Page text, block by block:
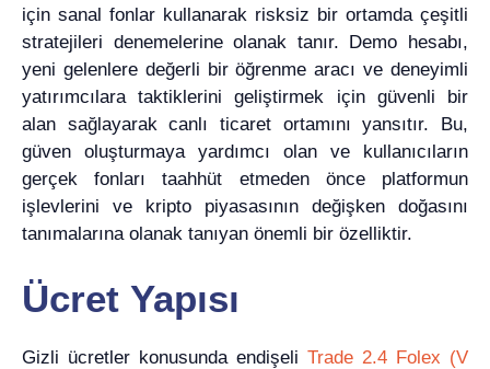
için sanal fonlar kullanarak risksiz bir ortamda çeşitli
stratejileri denemelerine olanak tanır. Demo hesabı,
yeni gelenlere değerli bir öğrenme aracı ve deneyimli
yatırımcılara taktiklerini geliştirmek için güvenli bir
alan sağlayarak canlı ticaret ortamını yansıtır. Bu,
güven oluşturmaya yardımcı olan ve kullanıcıların
gerçek fonları taahhüt etmeden önce platformun
işlevlerini ve kripto piyasasının değişken doğasını
tanımalarına olanak tanıyan önemli bir özelliktir.
Ücret Yapısı
Gizli ücretler konusunda endişeli Trade 2.4 Folex (V